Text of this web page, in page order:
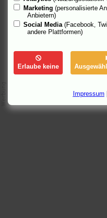
6.7.05 18:24, aktualisiert: 12.7.05 15:36
Marketing (personalisierte
Anbietern)
Social Media (Facebook,
andere Plattformen)
Erlaube keine
Impressum